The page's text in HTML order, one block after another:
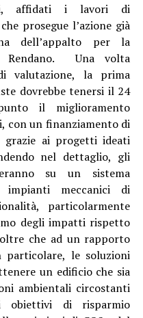
affidati i lavori di
prosegue l’azione già
dell’appalto per la
Rendano. Una volta
valutazione, la prima
dovrebbe tenersi il 24
il miglioramento
con un finanziamento di
ai progetti ideati
nel dettaglio, gli
su un sistema
impianti meccanici di
particolarmente
degli impatti rispetto
che ad un rapporto
particolare, le soluzioni
un edificio che sia
ambientali circostanti
di risparmio